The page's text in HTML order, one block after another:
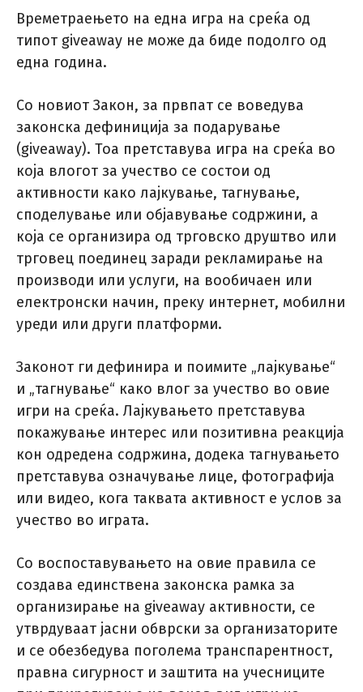
Времетраењето на една игра на среќа од
типот giveaway не може да биде подолго од
една година.
Со новиот Закон, за првпат се воведува
законска дефиниција за подарување
(giveaway). Тоа претставува игра на среќа во
која влогот за учество се состои од
активности како лајкување, тагнување,
споделување или објавување содржини, а
која се организира од трговско друштво или
трговец поединец заради рекламирање на
производи или услуги, на вообичаен или
електронски начин, преку интернет, мобилни
уреди или други платформи.
Законот ги дефинира и поимите „лајкување“
и „тагнување“ како влог за учество во овие
игри на среќа. Лајкувањето претставува
покажување интерес или позитивна реакција
кон одредена содржина, додека тагнувањето
претставува означување лице, фотографија
или видео, кога таквата активност е услов за
учество во играта.
Со воспоставувањето на овие правила се
создава единствена законска рамка за
организирање на giveaway активности, се
утврдуваат јасни обврски за организаторите
и се обезбедува поголема транспарентност,
правна сигурност и заштита на учесниците